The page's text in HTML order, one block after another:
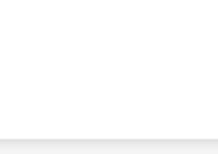
巴士可满足旅客
旅行的优选。卧
以节省酒店的房